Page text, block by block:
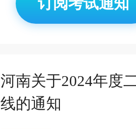
订阅考试通知
河南关于2024年度
线的通知